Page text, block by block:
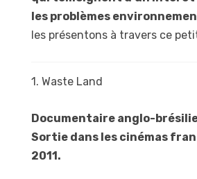
les problèmes
les présentons à travers ce
1. Waste Land
Documentaire anglo-
Sortie dans les cinémas
2011.